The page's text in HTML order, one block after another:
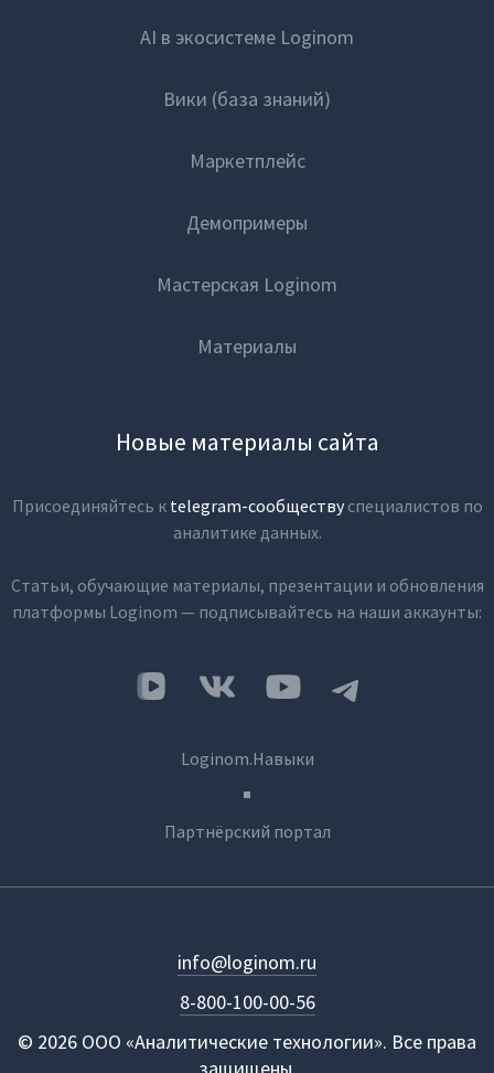
AI в экосистеме Loginom
Вики (база знаний)
Маркетплейс
Демопримеры
Мастерская Loginom
Материалы
Новые материалы сайта
Присоединяйтесь к telegram-сообществуспециалистов по
аналитике данных.
Статьи, обучающие материалы, презентации и обновления
платформы Loginom — подписывайтесь на наши аккаунты:
Loginom.Навыки
Партнёрский портал
© 2026 ООО «Аналитические технологии». Все права
8-800-100-00-56
info@loginom.ru